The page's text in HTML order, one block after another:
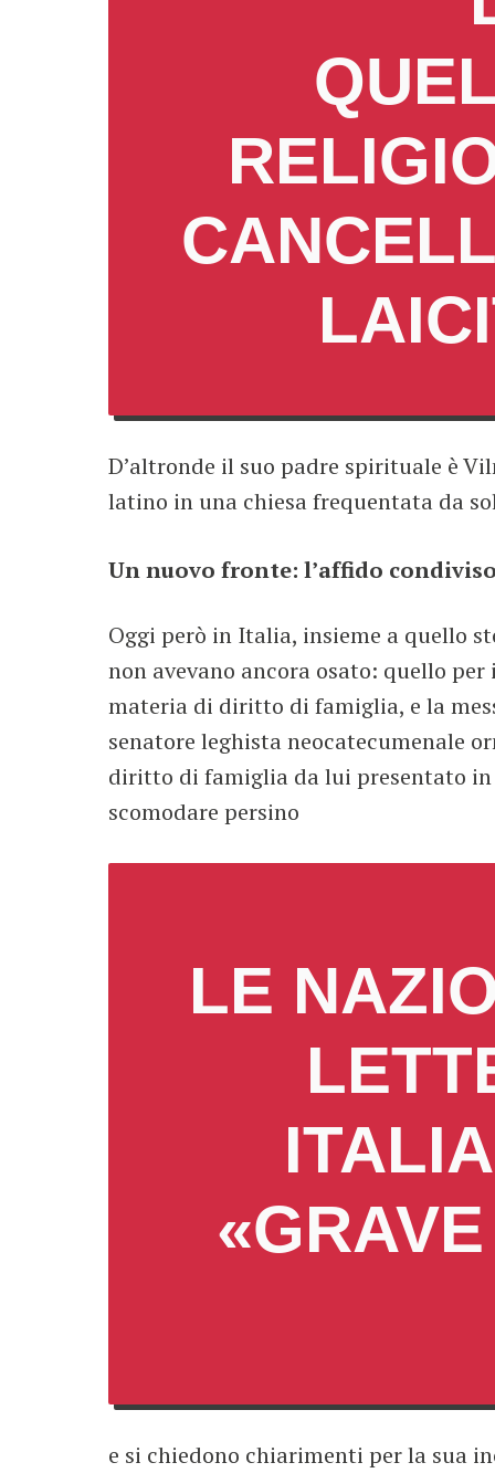
D’altronde il suo padre spirituale è
latino in una chiesa frequentata da
Un nuovo fronte: l’affido
Oggi però in Italia, insieme a quello
non avevano ancora osato: quello
materia di diritto di famiglia, e la
senatore leghista neocatecumenale
diritto di famiglia da lui presentato in
scomodare persino
LE
e si chiedono chiarimenti per la sua